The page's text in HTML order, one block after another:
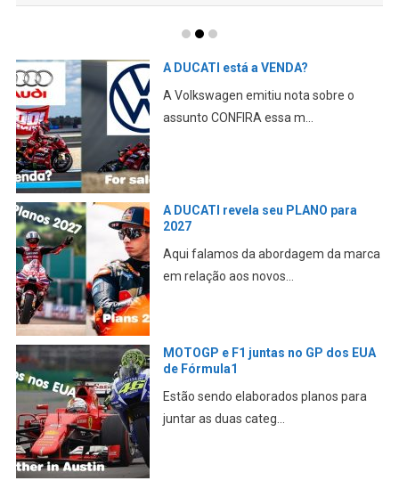
em MUGELLO
A No Limits Trackdays confirmou a
LORENZO revela a VANTAGEM física
MARQUEZ
E ele nunca conseguiu replicar na
CFMOTO – A PRIMEIRA marca
Aspar confirma que a CFMOTO entrará